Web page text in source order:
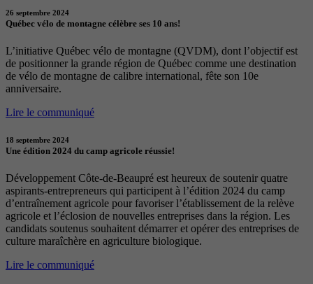
26 septembre 2024
Québec vélo de montagne célèbre ses 10 ans!
L’initiative Québec vélo de montagne (QVDM), dont l’objectif est
de positionner la grande région de Québec comme une destination
de vélo de montagne de calibre international, fête son 10e
anniversaire.
Lire le communiqué
18 septembre 2024
Une édition 2024 du camp agricole réussie!
Développement Côte-de-Beaupré est heureux de soutenir quatre
aspirants-entrepreneurs qui participent à l’édition 2024 du camp
d’entraînement agricole pour favoriser l’établissement de la relève
agricole et l’éclosion de nouvelles entreprises dans la région. Les
candidats soutenus souhaitent démarrer et opérer des entreprises de
culture maraîchère en agriculture biologique.
Lire le communiqué